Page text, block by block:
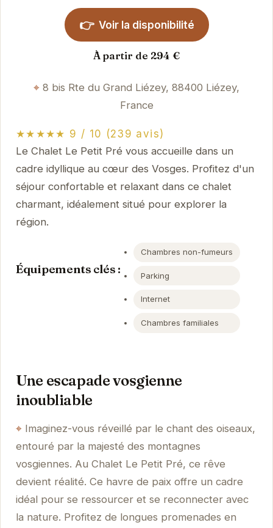
👉 Voir la disponibilité
À partir de 294 €
8 bis Rte du Grand Liézey, 88400 Liézey,
France
★★★★★ 9 / 10 (239 avis)
Le Chalet Le Petit Pré vous accueille dans un
cadre idyllique au cœur des Vosges. Profitez d'un
séjour confortable et relaxant dans ce chalet
charmant, idéalement situé pour explorer la
région.
Équipements clés :
Chambres non-fumeurs
Parking
Internet
Chambres familiales
Une escapade vosgienne
inoubliable
Imaginez-vous réveillé par le chant des oiseaux,
entouré par la majesté des montagnes
vosgiennes. Au Chalet Le Petit Pré, ce rêve
devient réalité. Ce havre de paix offre un cadre
idéal pour se ressourcer et se reconnecter avec
la nature. Profitez de longues promenades en